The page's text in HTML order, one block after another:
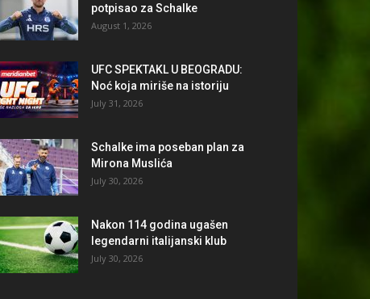
potpisao za Schalke
August 1, 2026
UFC SPEKTAKL U BEOGRADU:
Noć koja miriše na istoriju
July 31, 2026
Schalke ima poseban plan za
Mirona Muslića
July 30, 2026
Nakon 114 godina ugašen
legendarni italijanski klub
July 30, 2026